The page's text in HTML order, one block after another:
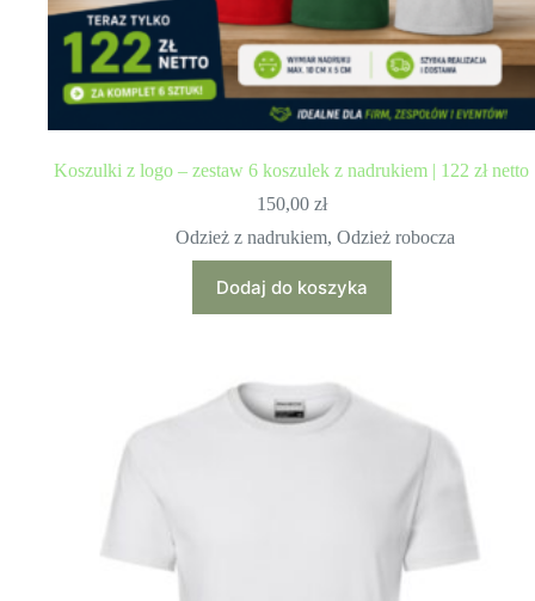
Koszulki z logo – zestaw 6 koszulek z nadrukiem | 122 zł netto
150,00 zł
Odzież z nadrukiem, Odzież robocza
Dodaj do koszyka